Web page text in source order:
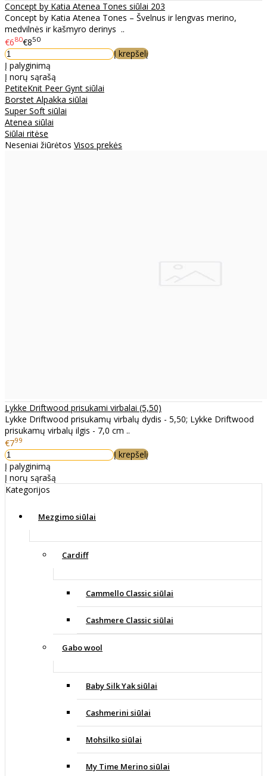
Concept by Katia Atenea Tones siūlai 203
Concept by Katia Atenea Tones – Švelnus ir lengvas merino,
medvilnės ir kašmyro derinys ..
€680€850
Į krepšelį
Į palyginimą
Į norų sąrašą
PetiteKnit Peer Gynt siūlai
Borstet Alpakka siūlai
Super Soft siūlai
Atenea siūlai
Siūlai ritėse
Neseniai žiūrėtos Visos prekės
Lykke Driftwood prisukami virbalai (5,50)
Lykke Driftwood prisukamų virbalų dydis - 5,50; Lykke Driftwood
prisukamų virbalų ilgis - 7,0 cm ..
€799
Į krepšelį
Į palyginimą
Į norų sąrašą
Kategorijos
Mezgimo siūlai
Cardiff
Cammello Classic siūlai
Cashmere Classic siūlai
Gabo wool
Baby Silk Yak siūlai
Cashmerini siūlai
Mohsilko siūlai
My Time Merino siūlai